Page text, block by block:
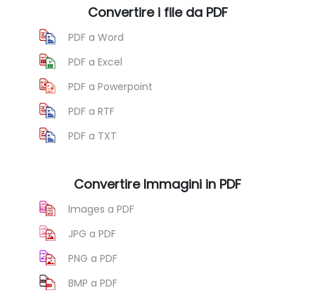
Convertire i file da PDF
PDF a Word
PDF a Excel
PDF a Powerpoint
PDF a RTF
PDF a TXT
Convertire Immagini in PDF
Images a PDF
JPG a PDF
PNG a PDF
BMP a PDF